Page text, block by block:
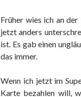
Früher wies ich an
jetzt anders
ist. Es gab einen
das immer.
Wenn ich jetzt im
Karte bezahlen will,